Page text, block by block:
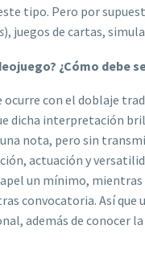
tipo. Pero por
), juegos de cartas,
¿Cómo debe
con el doblaje
dicha interpretación
nota, pero sin
actuación y
un mínimo, mientras
convocatoria. Así que
además de conocer